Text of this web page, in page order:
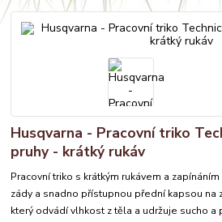
Husqvarna - Pracovní triko
pruhy - krátký rukáv
Pracovní triko s krátkým rukávem a
zády a snadno přístupnou přední kapsou na
který odvádí vlhkost z těla a udržuje sucho a